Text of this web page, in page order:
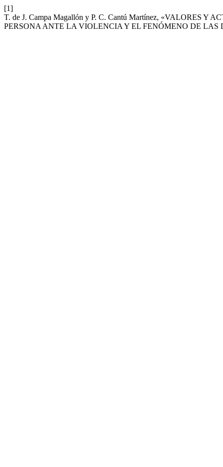
[1]
T. de J. Campa Magallón y P. C. Cantú Martínez, «VALORES
PERSONA ANTE LA VIOLENCIA Y EL FENÓMENO DE LAS